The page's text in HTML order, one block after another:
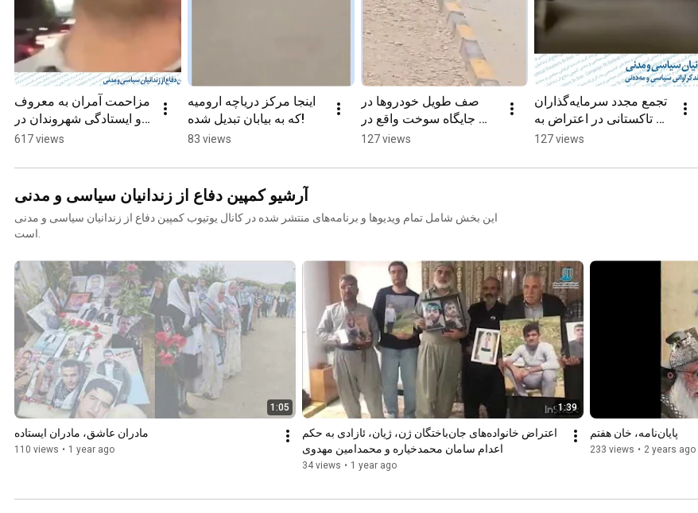
مزاحمت آمران به معروف
و ایستادگی شهروندان در
کرمان
617 views
اینجا مرکز دریاچه ارومیه
که به بیابان تبدیل شده!
83 views
صف طویل خودروها در
جایگاه سوخت واقع در
خروجی سراوان
127 views
تجمع مجدد سرمایه‌گذاران
تاکستانی در اعتراض به
کلاهبرداری شرکت
127 views
آرشیو کمپین دفاع از زندانیان سیاسی و مدنی
این بخش شامل تمام ویدیوها و برنامه‌های منتشر شده در کانال یوتیوب کمپین دفاع از زندانیان سیاسی و مدنی
1:05
مادران عاشق، مادران ایستاده
110 views • 1 year ago
1:39
اعدام سامان محمدخیاره و محمدامین مهدوی
34 views • 1 year ago
پایان‌نامه، خان هفتم
233 views • 2 years ago